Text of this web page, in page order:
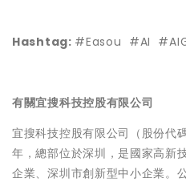
Hashtag: #Easou #AI
有關宜搜科技控股有限公司
宜搜科技控股有限公司（股份代
年，總部位於深圳，是國家高新
企業、深圳市創新型中小企業。